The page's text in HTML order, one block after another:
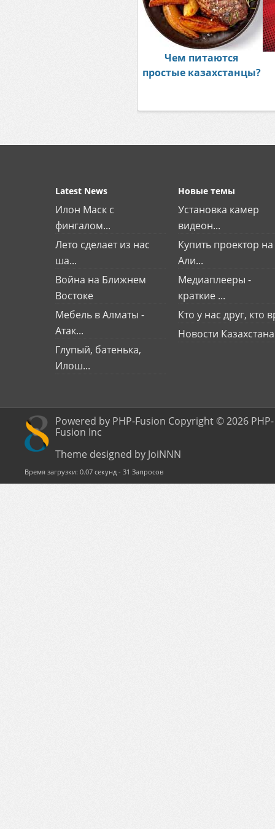
Чем питаются
простые казахстанцы?
Latest News
Илон Маск с
фингалом...
Лето сделает из нас
ша...
Война на Ближнем
Востоке
Мебель в Алматы -
Атак...
Глупый, батенька,
Илош...
Новые темы
Установка камер
видеон...
Купить проектор на
Али...
Медиаплееры -
краткие ...
Кто у нас друг, кто
Новости Казахстана
Powered by PHP-Fusion Copyright © 2026 PHP-
Fusion Inc
Theme designed by JoiNNN
Время загрузки: 0.07 секунд - 31 Запросов